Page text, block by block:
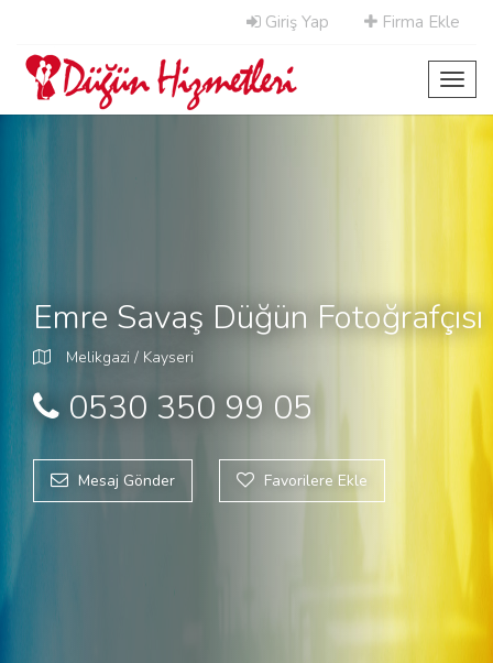
Giriş Yap Firma Ekle
Emre Savaş Düğün Fotoğrafçısı
Melikgazi / Kayseri
0530 350 99 05
Mesaj Gönder Favorilere Ekle